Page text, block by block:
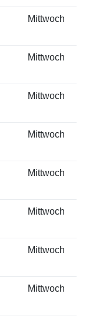
Mittwoch
Mittwoch
Mittwoch
Mittwoch
Mittwoch
Mittwoch
Mittwoch
Mittwoch